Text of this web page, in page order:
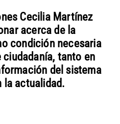
Cecilia Martínez
acerca de la
condición necesaria
tanto en
del sistema
la actualidad.